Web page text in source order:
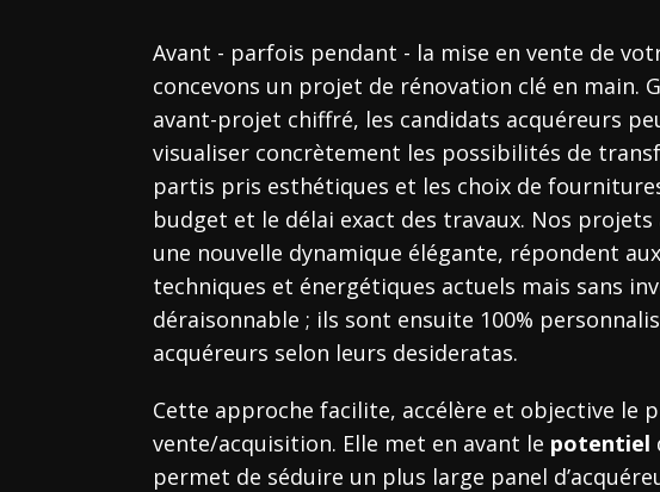
Avant - parfois pendant - la mise en vente de
concevons un projet de rénovation clé en main.
avant-projet chiffré, les candidats acquéreurs
visualiser concrètement les possibilités de
partis pris esthétiques et les choix de
budget et le délai exact des travaux. Nos
une nouvelle dynamique élégante, répondent
techniques et énergétiques actuels mais sans
déraisonnable ; ils sont ensuite 100%
acquéreurs selon leurs desideratas.
Cette approche facilite, accélère et objective le
vente/acquisition. Elle met en avant le potentiel
permet de séduire un plus large panel